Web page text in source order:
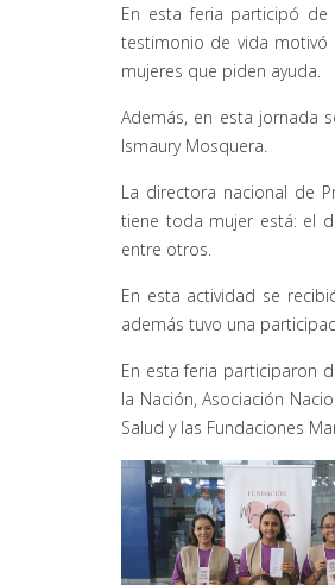
En esta feria participó de
testimonio de vida motivó
mujeres que piden ayuda.
Además, en esta jornada
Ismaury Mosquera.
La directora nacional de
tiene toda mujer está: el
entre otros.
En esta actividad se
además tuvo una
En esta feria participaron
la Nación, Asociación
Salud y las Fundaciones